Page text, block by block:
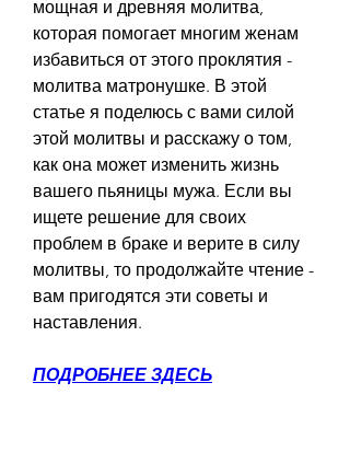
мощная и древняя молитва,
которая помогает многим женам
избавиться от этого проклятия -
молитва матронушке. В этой
статье я поделюсь с вами силой
этой молитвы и расскажу о том,
как она может изменить жизнь
вашего пьяницы мужа. Если вы
ищете решение для своих
проблем в браке и верите в силу
молитвы, то продолжайте чтение -
вам пригодятся эти советы и
наставления.
ПОДРОБНЕЕ ЗДЕСЬ